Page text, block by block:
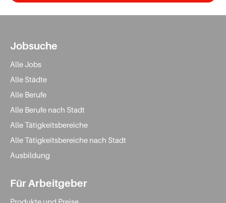
Jobsuche
Alle Jobs
Alle Städte
Alle Berufe
Alle Berufe nach Stadt
Alle Tätigkeitsbereiche
Alle Tätigkeitsbereiche nach Stadt
Ausbildung
Für Arbeitgeber